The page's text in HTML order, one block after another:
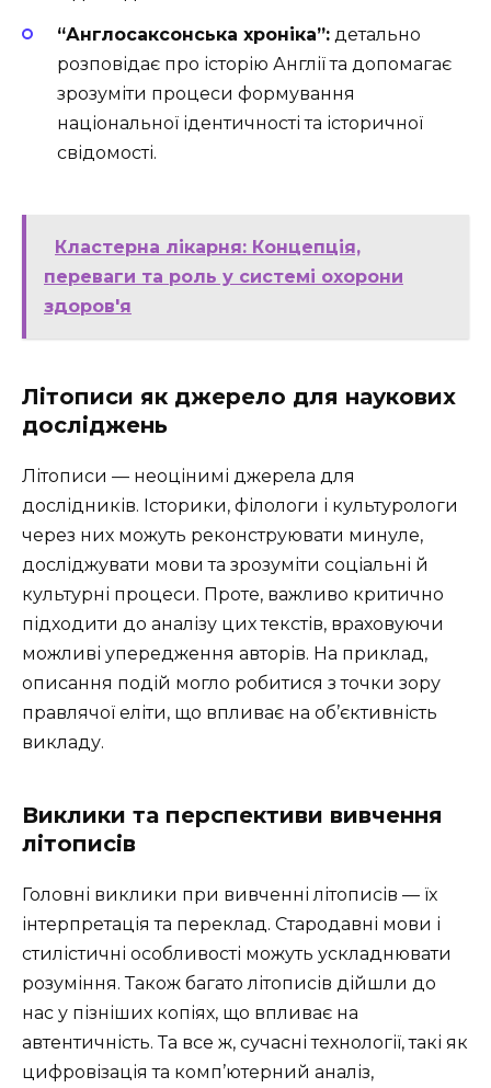
“Англосаксонська хроніка”: детально
розповідає про історію Англії та допомагає
зрозуміти процеси формування
національної ідентичності та історичної
свідомості.
Кластерна лікарня: Концепція,
переваги та роль у системі охорони
здоров'я
Літописи як джерело для наукових
досліджень
Літописи — неоцінимі джерела для
дослідників. Історики, філологи і культурологи
через них можуть реконструювати минуле,
досліджувати мови та зрозуміти соціальні й
культурні процеси. Проте, важливо критично
підходити до аналізу цих текстів, враховуючи
можливі упередження авторів. На приклад,
описання подій могло робитися з точки зору
правлячої еліти, що впливає на об’єктивність
викладу.
Виклики та перспективи вивчення
літописів
Головні виклики при вивченні літописів — їх
інтерпретація та переклад. Стародавні мови і
стилістичні особливості можуть ускладнювати
розуміння. Також багато літописів дійшли до
нас у пізніших копіях, що впливає на
автентичність. Та все ж, сучасні технології, такі як
цифровізація та комп’ютерний аналіз,